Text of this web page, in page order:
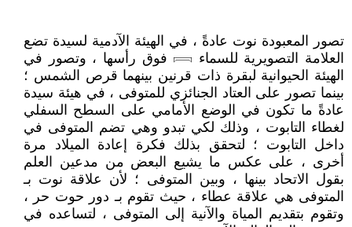
تصور المعبودة نوت عادةً ، في الهيئة الآدمية لسيدة تضع
العلامة التصويرية للسماء 𓇯 فوق رأسها ، وتصور في
الهيئة الحيوانية لبقرة ذات قرنين بينهما قرص الشمس ؛
بينما تصور على العتاد الجنائزي للمتوفى ، في هيئة سيدة
عادةً ما تكون في الوضع الأمامي على السطح السفلي
لغطاء التابوت ، وذلك لكي تبدو وهي تضم المتوفى في
داخل التابوت ؛ لتحقق بذلك فكرة إعادة الميلاد مرة
أخرى ، على عكس ما يشيع البعض من مدعين العلم
بقول الاتحاد بينها ، وبين المتوفى ؛ لأن علاقة نوت بـ
المتوفى هي علاقة عطاء ، حيث تقوم بـ دور حوت حر ،
وتقوم بتقديم المياة والآنية إلى المتوفى ، لتساعده في